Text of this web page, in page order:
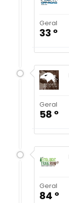
Geral
33 º
Geral
58 º
Geral
84 º